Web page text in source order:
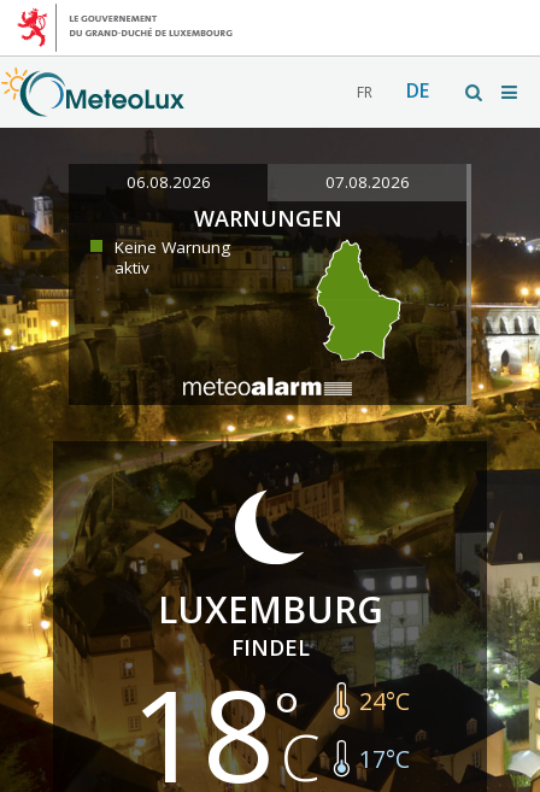
FR DE
06.08.2026 07.08.2026
WARNUNGEN
Keine Warnung
aktiv
LUXEMBURG
FINDEL
18 24°C
17°C